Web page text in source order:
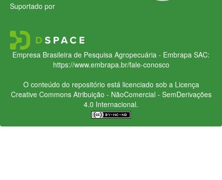
Suportado por
Empresa Brasileira de Pesquisa Agropecuária - Embrapa SAC:
https://www.embrapa.br/fale-conosco
O conteúdo do repositório está licenciado sob a Licença
Creative CommonsAtribuição - NãoComercial - SemDerivações
4.0 Internacional.